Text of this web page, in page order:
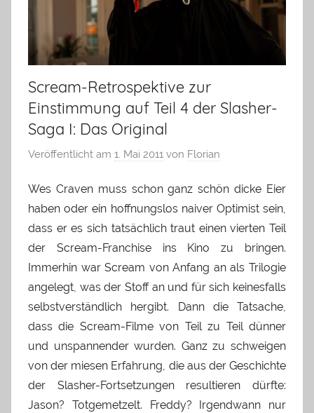
Scream-Retrospektive zur
Einstimmung auf Teil 4 der Slasher-
Saga I: Das Original
Veröffentlicht am 1. Mai 2011 von Florian
Wes Craven muss schon ganz schön dicke Eier
haben oder ein hoffnungslos naiver Optimist sein,
dass er es sich tatsächlich traut einen vierten Teil
der Scream-Franchise ins Kino zu bringen.
Immerhin war Scream von Anfang an als Trilogie
angelegt, was der Stoff an und für sich keinesfalls
selbstverständlich hergibt. Dann die Tatsache,
dass die Scream-Filme von Teil zu Teil dünner
und unspannender wurden. Ganz zu schweigen
von der miesen Erfahrung, die aus der Geschichte
der Slasher-Fortsetzungen resultieren dürfte:
Jason? Totgemetzelt. Freddy? Irgendwann nur